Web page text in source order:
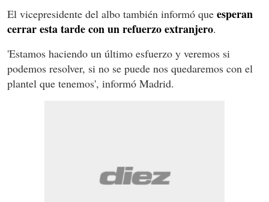
El vicepresidente del albo también informó que esperan
cerrar esta tarde con un refuerzo extranjero.
'Estamos haciendo un último esfuerzo y veremos si
podemos resolver, si no se puede nos quedaremos con el
plantel que tenemos', informó Madrid.